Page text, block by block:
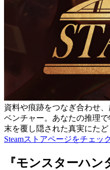
資料や痕跡をつなぎ合わせ
ベンチャー。あなたの推理
末を覆し隠された真実にたど
Steamストアページをチェッ
『モンスターハン